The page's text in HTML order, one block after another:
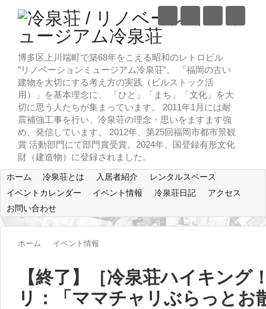
博多区上川端町で築68年をこえる昭和のレトロビル
”リノベーションミュージアム冷泉荘”。 「福岡の古い
建物を大切にする考え方の実践（ビルストック活
用）」を基本理念に、 「ひと」「まち」「文化」を大
切に思う人たちが集まっています。 2011年1月には耐
震補強工事を行い、冷泉荘の理念・思いをますます強
め、発信しています。 2012年、第25回福岡市都市景観
賞 活動部門にて部門賞受賞。2024年、国登録有形文化
財（建造物）に登録されました。
ホーム 冷泉荘とは 入居者紹介
レンタルスペース
イベントカレンダー
イベント情報 冷泉荘日記
アクセス
お問い合わせ
ホーム イベント情報
【終了】［冷泉荘ハイキング
リ：「ママチャリぶらっとお